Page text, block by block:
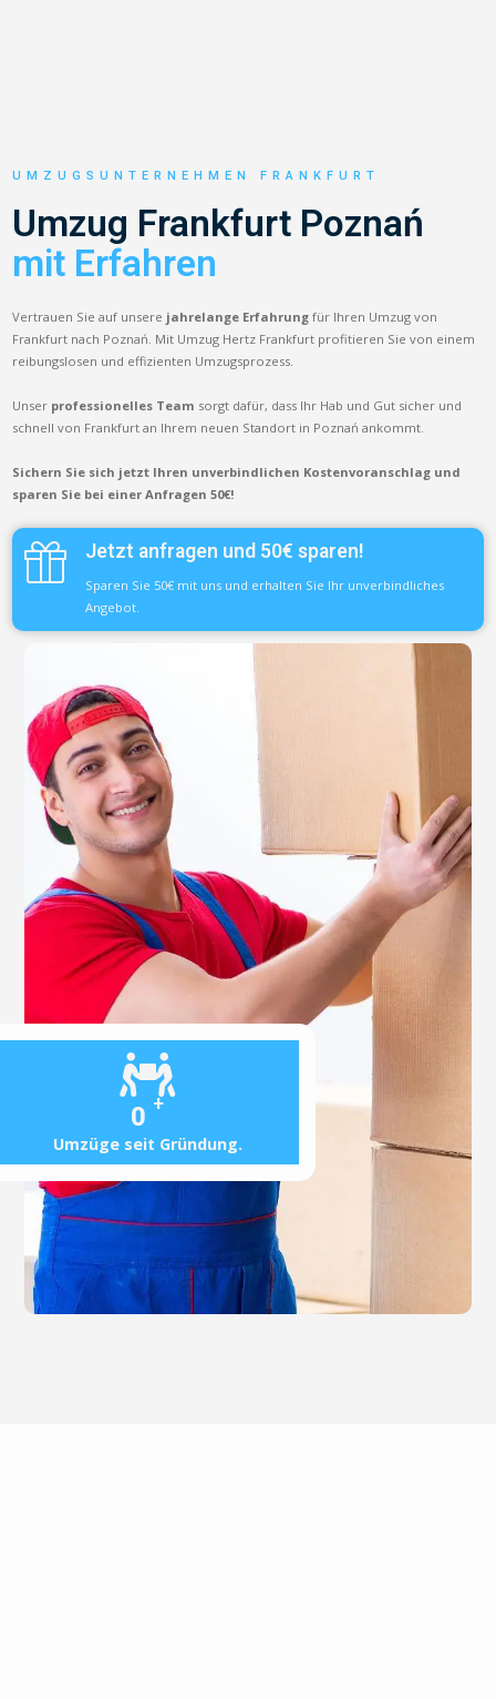
0 +
Umzüge seit Gründung.
UMZUGSUNTERNEHMEN FRANKFURT
Umzug Frankfurt Poznań
mit Erfahren
Vertrauen Sie auf unsere jahrelange Erfahrung für Ihren Umzug von
Frankfurt nach Poznań. Mit Umzug Hertz Frankfurt profitieren Sie von einem
reibungslosen und effizienten Umzugsprozess.
Unser professionelles Team sorgt dafür, dass Ihr Hab und Gut sicher und
schnell von Frankfurt an Ihrem neuen Standort in Poznań ankommt.
Sichern Sie sich jetzt Ihren unverbindlichen Kostenvoranschlag und
sparen Sie bei einer Anfragen 50€!
Jetzt anfragen und 50€ sparen!
Sparen Sie 50€ mit uns und erhalten Sie Ihr unverbindliches
Angebot.